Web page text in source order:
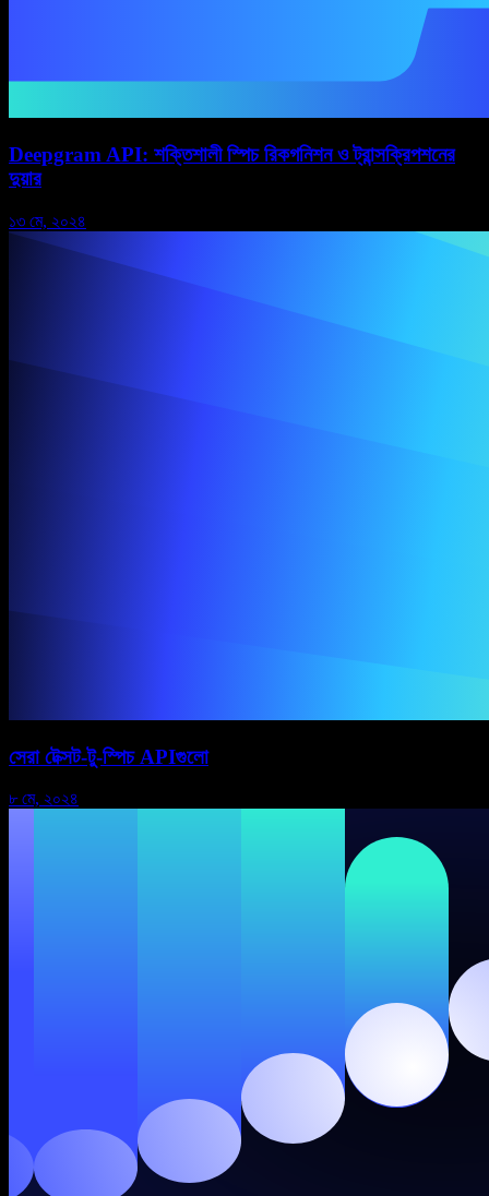
Deepgram API: শক্তিশালী স্পিচ রিকগনিশন ও ট্রান্সক্রিপশনের
দুয়ার
১৩ মে, ২০২৪
সেরা টেক্সট-টু-স্পিচ APIগুলো
৮ মে, ২০২৪